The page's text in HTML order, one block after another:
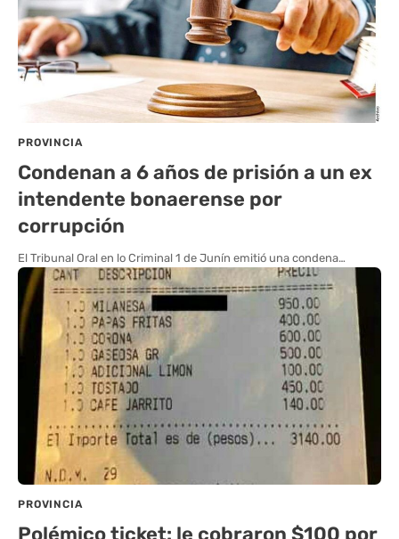
PROVINCIA
Condenan a 6 años de prisión a un ex
intendente bonaerense por
corrupción
El Tribunal Oral en lo Criminal 1 de Junín emitió una condena…
PROVINCIA